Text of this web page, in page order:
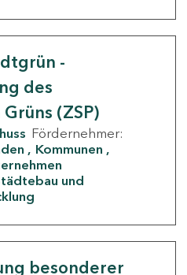
-
des
(ZSP)
Fördernehmer:
Kommunen
und
besonderer